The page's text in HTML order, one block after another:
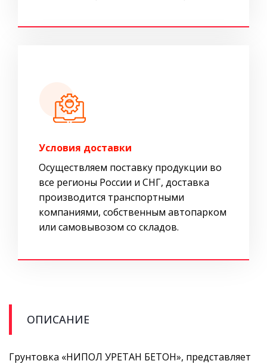
Условия доставки
Осуществляем поставку продукции во
все регионы России и СНГ, доставка
производится транспортными
компаниями, собственным автопарком
или самовывозом со складов.
ОПИСАНИЕ
Грунтовка «НИПОЛ УРЕТАН БЕТОН», представляет